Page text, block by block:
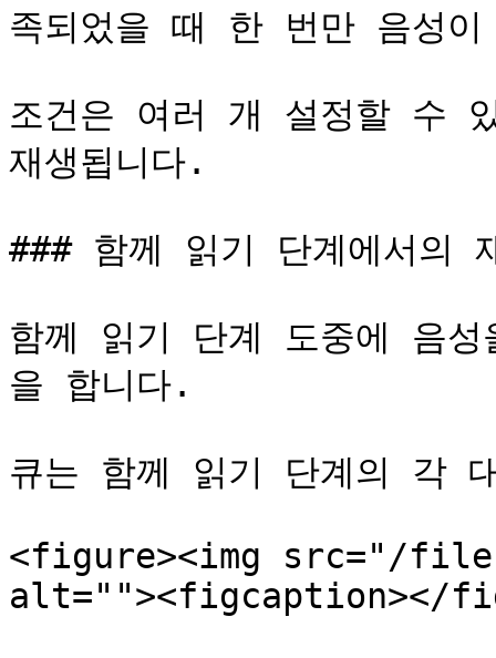
족되었을 때 한 번만 음성
조건은 여러 개 설정할 수
재생됩니다.
### 함께 읽기 단계에서의
함께 읽기 단계 도중에 음
을 합니다.
큐는 함께 읽기 단계의 각
<figure><img src="/files/
alt=""><figcaption></